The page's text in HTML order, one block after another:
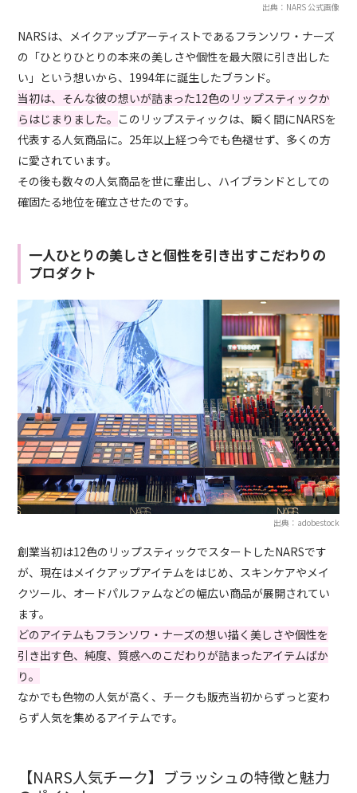
出典：NARS 公式画像
NARSは、メイクアップアーティストであるフランソワ・ナーズ
の「ひとりひとりの本来の美しさや個性を最大限に引き出した
い」という想いから、1994年に誕生したブランド。
当初は、そんな彼の想いが詰まった12色のリップスティックか
らはじまりました。 このリップスティックは、瞬く間にNARSを
代表する人気商品に。25年以上経つ今でも色褪せず、多くの方
に愛されています。
その後も数々の人気商品を世に輩出し、ハイブランドとしての
確固たる地位を確立させたのです。
一人ひとりの美しさと個性を引き出すこだわりの
プロダクト
出典：adobestock
創業当初は12色のリップスティックでスタートしたNARSです
が、現在はメイクアップアイテムをはじめ、スキンケアやメイ
クツール、オードパルファムなどの幅広い商品が展開されてい
ます。
どのアイテムもフランソワ・ナーズの想い描く美しさや個性を
引き出す色、純度、質感へのこだわりが詰まったアイテムばか
り。
なかでも色物の人気が高く、チークも販売当初からずっと変わ
らず人気を集めるアイテムです。
【NARS人気チーク】ブラッシュの特徴と魅力